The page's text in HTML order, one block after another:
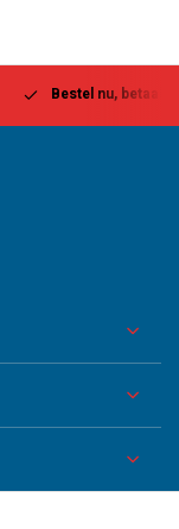
Bestel nu, betaal